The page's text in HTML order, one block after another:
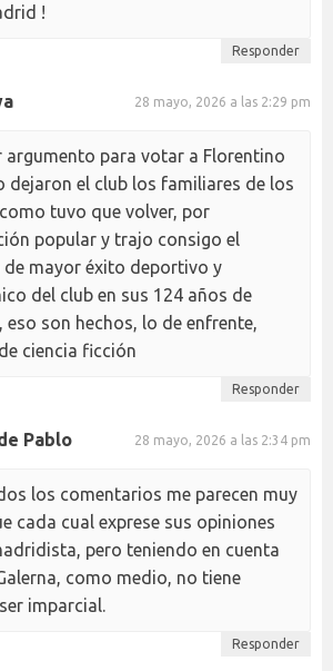
!
Responder
28 mayo, 2026 a las 2:29 pm
argumento para votar a Florentino
dejaron el club los familiares de los
tuvo que volver, por
popular y trajo consigo el
de mayor éxito deportivo y
del club en sus 124 años de
eso son hechos, lo de enfrente,
ciencia ficción
Responder
Pablo 28 mayo, 2026 a las 2:34 pm
los comentarios me parecen muy
cada cual exprese sus opiniones
pero teniendo en cuenta
como medio, no tiene
imparcial.
Responder